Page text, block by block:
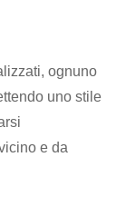
ognuno
uno stile
e da